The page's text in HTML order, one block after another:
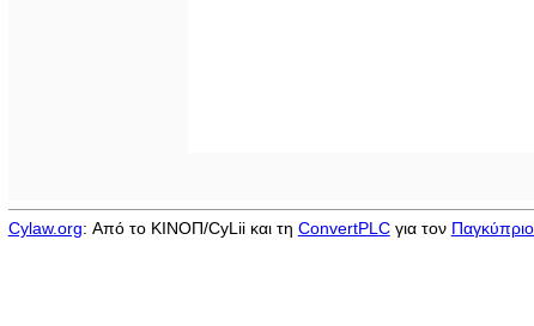
Cylaw.org: Από το ΚΙΝOΠ/CyLii και τη ConvertPLCγια τον